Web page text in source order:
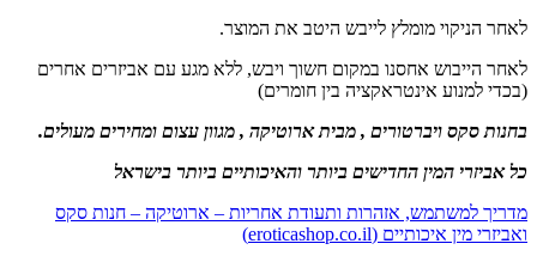
לאחר הניקוי מומלץ לייבש היטב את המוצר.
לאחר הייבוש אחסנו במקום חשוך ויבש, ללא מגע עם אביזרים אחרים
(בכדי למנוע אינטראקציה בין חומרים)
בחנות סקס ויברטורים , מבית ארוטיקה , מגוון עצום ומחירים מעולים.
כל אביזרי המין החדישים ביותר והאיכותיים ביותר בישראל
מדריך למשתמש, אזהרות ותעודת אחריות – ארוטיקה – חנות סקס
ואביזרי מין איכותיים (eroticashop.co.il)